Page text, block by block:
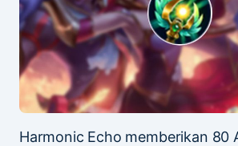
Harmonic Echo memberikan 80